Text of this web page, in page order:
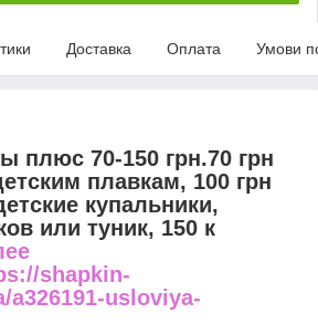
Доставка Оплата Умови
плюс 70-150 грн.70 грн
плавкам, 100 грн
купальники,
или туник, 150 к
shapkin-
a326191-usloviya-